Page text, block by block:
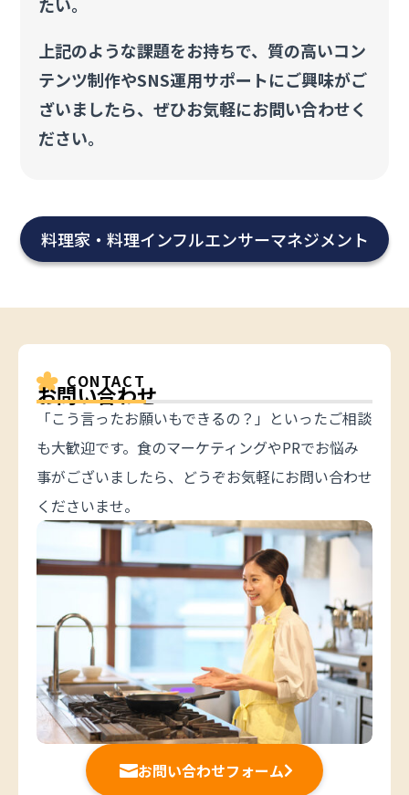
上記のような課題をお持ちで、質の高いコン
テンツ制作やSNS運用サポートにご興味がご
ざいましたら、ぜひお気軽にお問い合わせく
ださい。
料理家・料理インフルエンサーマネジメント
CONTACT
お問い合わせ
「こう言ったお願いもできるの？」といったご相談
も大歓迎です。食のマーケティングやPRでお悩み
事がございましたら、どうぞお気軽にお問い合わせ
くださいませ。
お問い合わせフォーム